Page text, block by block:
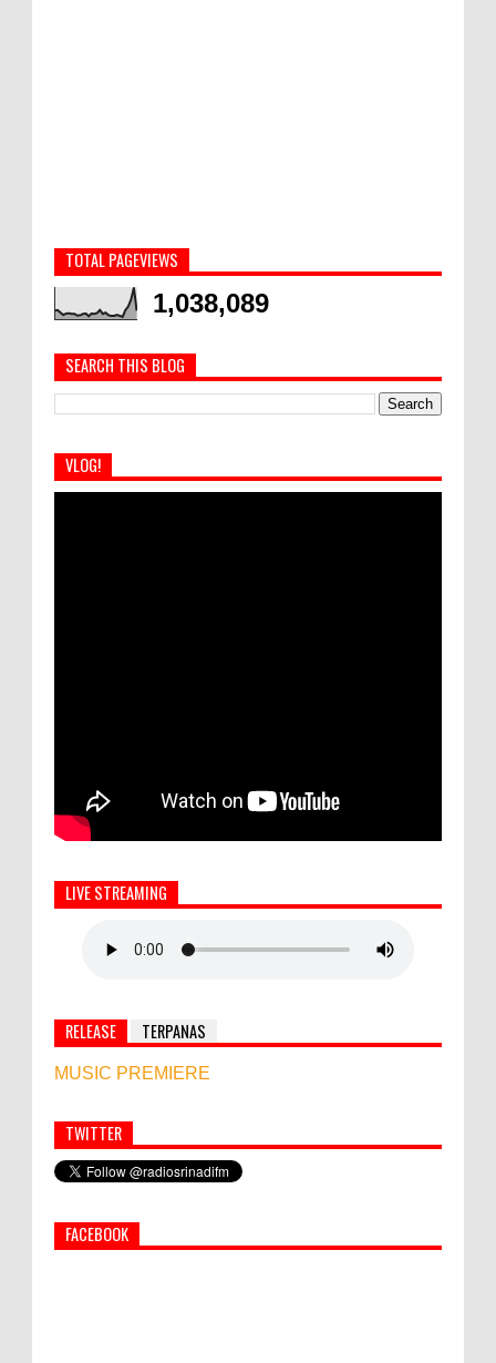
TOTAL PAGEVIEWS
1,038,089
SEARCH THIS BLOG
VLOG!
LIVE STREAMING
RELEASE TERPANAS
MUSIC PREMIERE
Simbol Persahabatan, RI Bangun Islamic Centre di
Afghanistan
World Marketing Forum 2022:
TWITTER
FACEBOOK